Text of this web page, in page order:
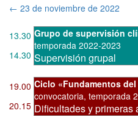
← 23 de noviembre de 2022
13.30 Grupo de supervisión
temporada 2022-2023
Supervisión grupal
14.30
19.00 Ciclo «Fundamentos
convocatoria, temporada
Dificultades y primeras
20.15